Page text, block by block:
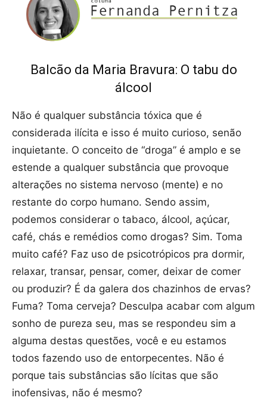
Balcão da Maria Bravura: O tabu do
álcool
Não é qualquer substância tóxica que é
considerada ilícita e isso é muito curioso, senão
inquietante. O conceito de “droga” é amplo e se
estende a qualquer substância que provoque
alterações no sistema nervoso (mente) e no
restante do corpo humano. Sendo assim,
podemos considerar o tabaco, álcool, açúcar,
café, chás e remédios como drogas? Sim. Toma
muito café? Faz uso de psicotrópicos pra dormir,
relaxar, transar, pensar, comer, deixar de comer
ou produzir? É da galera dos chazinhos de ervas?
Fuma? Toma cerveja? Desculpa acabar com algum
sonho de pureza seu, mas se respondeu sim a
alguma destas questões, você e eu estamos
todos fazendo uso de entorpecentes. Não é
porque tais substâncias são lícitas que são
inofensivas, não é mesmo?